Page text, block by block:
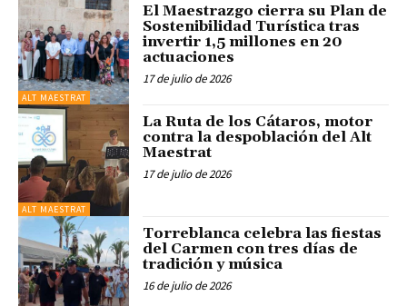
ALT MAESTRAT
El Maestrazgo cierra su Plan de
Sostenibilidad Turística tras
invertir 1,5 millones en 20
actuaciones
17 de julio de 2026
ALT MAESTRAT
La Ruta de los Cátaros, motor
contra la despoblación del Alt
Maestrat
17 de julio de 2026
Torreblanca celebra las fiestas
del Carmen con tres días de
tradición y música
16 de julio de 2026